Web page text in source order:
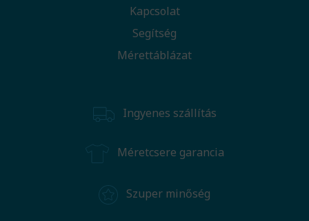
Kapcsolat
Segítség
Mérettáblázat
Ingyenes szállítás
Méretcsere garancia
Szuper minőség